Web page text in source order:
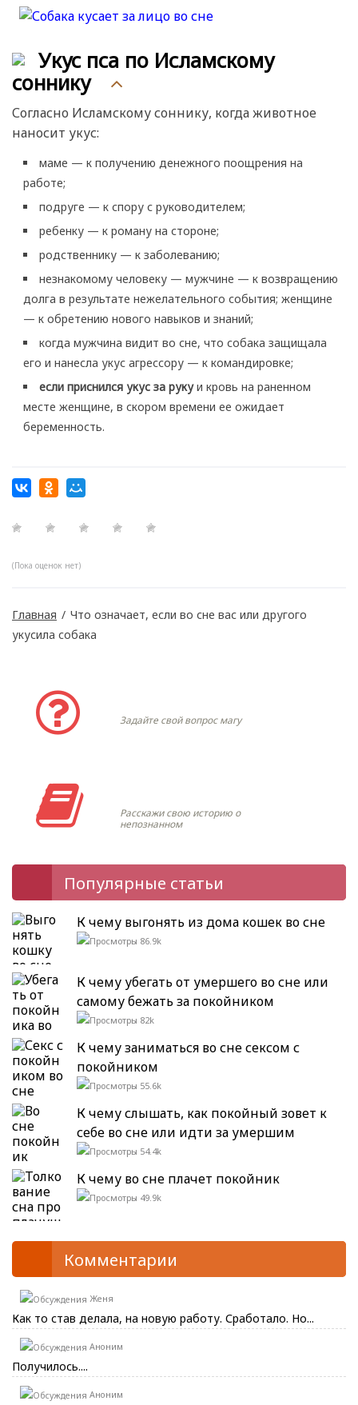
Укус пса по Исламскому
соннику
Согласно Исламскому соннику, когда животное
наносит укус:
маме — к получению денежного поощрения на
работе;
подруге — к спору с руководителем;
ребенку — к роману на стороне;
родственнику — к заболеванию;
незнакомому человеку — мужчине — к возвращению
долга в результате нежелательного события; женщине
— к обретению нового навыков и знаний;
когда мужчина видит во сне, что собака защищала
его и нанесла укус агрессору — к командировке;
если приснился укус за рукуи кровь на раненном
месте женщине, в скором времени ее ожидает
беременность.
(Пока оценок нет)
Главная / Что означает, если во сне вас или другого
укусила собака
Задайте свой вопрос магу
Расскажи свою историю о
непознанном
Популярные статьи
К чему выгонять из дома кошек во сне
86.9k
К чему убегать от умершего во сне или
самому бежать за покойником
82k
К чему заниматься во сне сексом с
покойником
55.6k
К чему слышать, как покойный зовет к
себе во сне или идти за умершим
54.4k
К чему во сне плачет покойник
49.9k
Комментарии
Женя
Как то став делала, на новую работу. Сработало. Но...
Аноним
Получилось....
Аноним